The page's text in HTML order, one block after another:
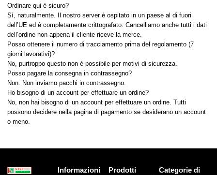
Ordinare qui è sicuro?
Sì, naturalmente. Il nostro server è ospitato in un paese al di fuori
dell’UE ed è completamente crittografato. Cancelliamo anche tutti i dati
dell’ordine non appena il cliente riceve la merce.
Posso ottenere il numero di tracciamento prima del regolamento (7
giorni lavorativi)?
No, purtroppo questo non è possibile per motivi di sicurezza.
Posso pagare la consegna in contrassegno?
Non. Non inviamo pacchi in contrassegno.
Ho bisogno di un account per effettuare un ordine?
No, non hai bisogno di un account per effettuare un ordine. Tutti
possono decidere nella pagina di pagamento se desiderano un account
o meno.
Informazioni
Prodotti
Categorie di